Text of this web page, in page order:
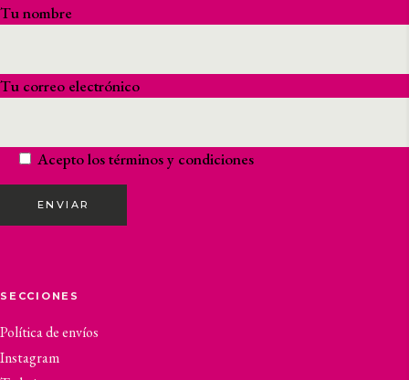
Tu nombre
Tu correo electrónico
Acepto lostérminos y condiciones
ENVIAR
SECCIONES
Política de envíos
Instagram